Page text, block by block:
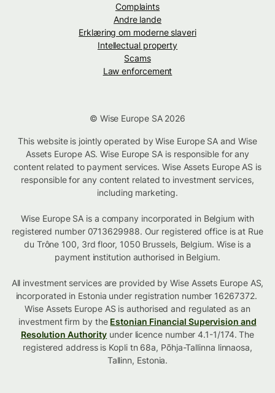
Complaints
Andre lande
Erklæring om moderne slaveri
Intellectual property
Scams
Law enforcement
© Wise Europe SA 2026
This website is jointly operated by Wise Europe SA and Wise
Assets Europe AS. Wise Europe SA is responsible for any
content related to payment services. Wise Assets Europe AS is
responsible for any content related to investment services,
including marketing.
Wise Europe SA is a company incorporated in Belgium with
registered number 0713629988. Our registered office is at Rue
du Trône 100, 3rd floor, 1050 Brussels, Belgium. Wise is a
payment institution authorised in Belgium.
All investment services are provided by Wise Assets Europe AS,
incorporated in Estonia under registration number 16267372.
Wise Assets Europe AS is authorised and regulated as an
investment firm by the Estonian Financial Supervision and
Resolution Authority under licence number 4.1-1/174. The
registered address is Kopli tn 68a, Põhja-Tallinna linnaosa,
Tallinn, Estonia.